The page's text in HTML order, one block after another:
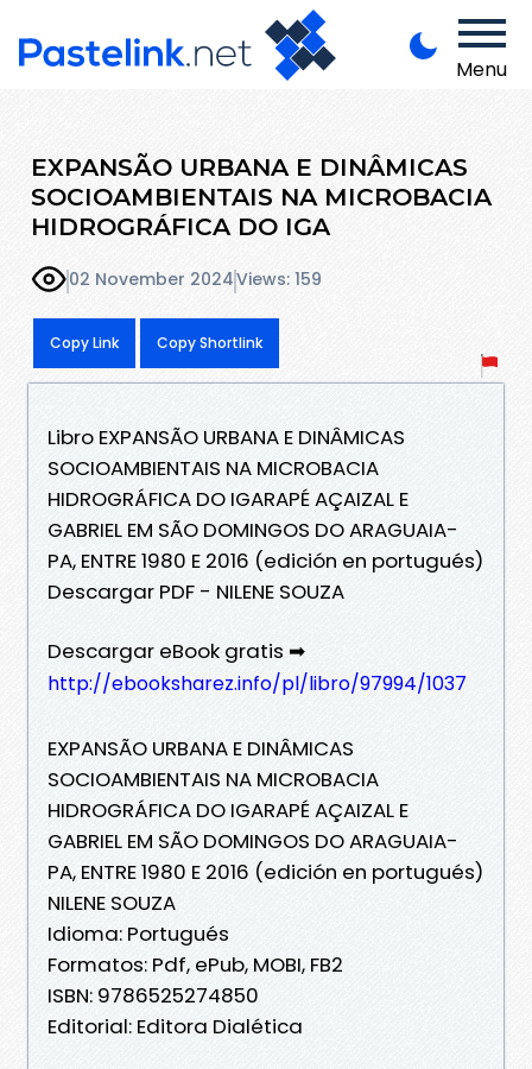
Menu
EXPANSÃO URBANA E DINÂMICAS
SOCIOAMBIENTAIS NA MICROBACIA
HIDROGRÁFICA DO IGA
02 November 2024Views: 159
Copy Link Copy Shortlink
Libro EXPANSÃO URBANA E DINÂMICAS
SOCIOAMBIENTAIS NA MICROBACIA
HIDROGRÁFICA DO IGARAPÉ AÇAIZAL E
GABRIEL EM SÃO DOMINGOS DO ARAGUAIA-
PA, ENTRE 1980 E 2016 (edición en portugués)
Descargar PDF - NILENE SOUZA
Descargar eBook gratis ➡
http://ebooksharez.info/pl/libro/97994/1037
EXPANSÃO URBANA E DINÂMICAS
SOCIOAMBIENTAIS NA MICROBACIA
HIDROGRÁFICA DO IGARAPÉ AÇAIZAL E
GABRIEL EM SÃO DOMINGOS DO ARAGUAIA-
PA, ENTRE 1980 E 2016 (edición en portugués)
NILENE SOUZA
Idioma: Portugués
Formatos: Pdf, ePub, MOBI, FB2
ISBN: 9786525274850
Editorial: Editora Dialética